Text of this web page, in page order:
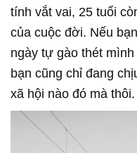
tính vắt vai, 25 tuổi
của cuộc đời. Nếu
ngày tự gào thét
bạn cũng chỉ đang
xã hội nào đó mà thôi.